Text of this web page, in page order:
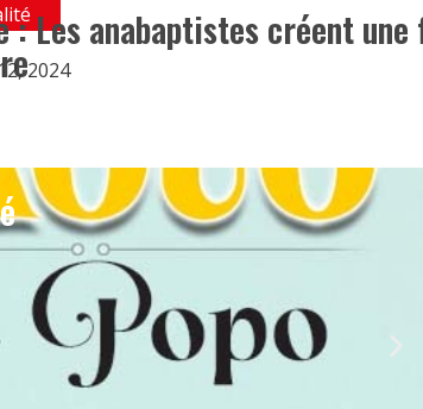
: Les anabaptistes créent
2024